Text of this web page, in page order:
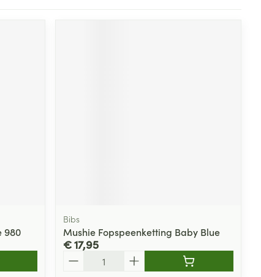
980
Bibs
Mushie Fopspeenketting Baby Blue
€ 17,95